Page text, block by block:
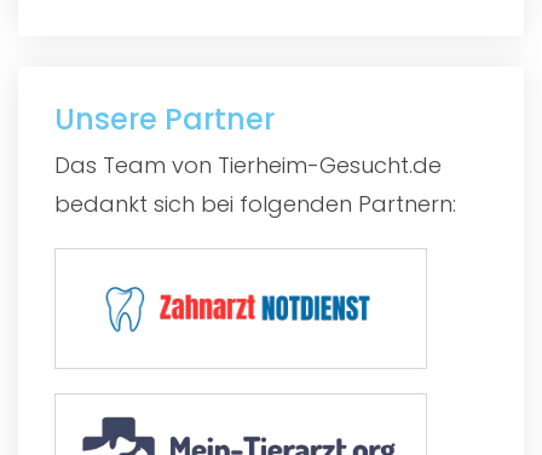
Unsere Partner
Das Team von Tierheim-Gesucht.de
bedankt sich bei folgenden Partnern: